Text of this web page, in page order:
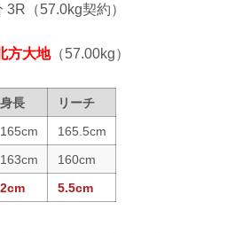
（57.0kg契約）
方大地（57.00kg）
身長
リーチ
165cm
165.5cm
163cm
160cm
2cm 5.5cm